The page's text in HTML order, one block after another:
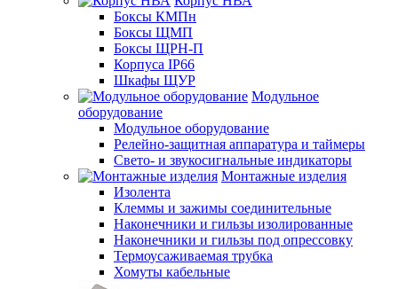
Боксы КМПн
Боксы ЩМП
Боксы ЩРН-П
Корпуса IP66
Шкафы ЩУР
Модульное
оборудование
Модульное оборудование
Релейно-защитная аппаратура и таймеры
Свето- и звукосигнальные индикаторы
Монтажные изделия
Изолента
Клеммы и зажимы соединительные
Наконечники и гильзы изолированные
Наконечники и гильзы под опрессовку
Термоусаживаемая трубка
Хомуты кабельные